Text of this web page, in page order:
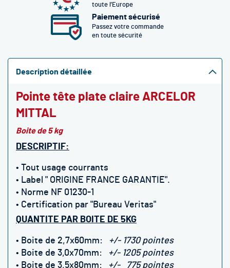
toute l’Europe
Paiement sécurisé
Passez votre commande
en toute sécurité
Description détaillée
Pointe tête plate claire ARCELOR
MITTAL
Boite de 5 kg
DESCRIPTIF:
• Tout usage courrants
• Label " ORIGINE FRANCE GARANTIE".
• Norme NF 01230-1
• Certification par "Bureau Veritas"
QUANTITE PAR BOITE DE 5KG
• Boite de 2,7x60mm:
+/- 1730 pointes
• Boite de 3,0x70mm:
+/- 1205 pointes
• Boite de 3,5x80mm: +/- 775 pointes